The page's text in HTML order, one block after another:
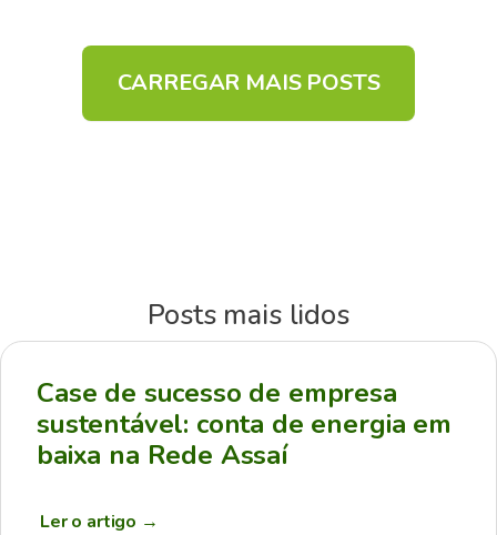
CARREGAR MAIS POSTS
Posts mais lidos
Case de sucesso de empresa
sustentável: conta de energia em
baixa na Rede Assaí
Ler o artigo →